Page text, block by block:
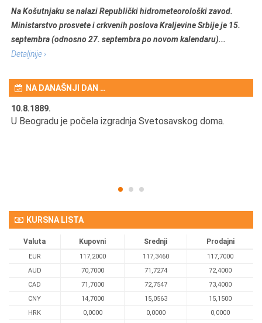
Na Košutnjaku se nalazi Republički hidrometeorološki zavod.
Ministarstvo prosvete i crkvenih poslova Kraljevine Srbije je 15.
septembra (odnosno 27. septembra po novom kalendaru)...
Detaljnije ›
NA DANAŠNJI DAN …
10.8.1889.
U Beogradu je počela izgradnja Svetosavskog doma.
KURSNA LISTA
Valuta Kupovni Srednji Prodajni
EUR 117,2000 117,3460
117,7000
AUD
70,7000 71,7274
72,4000
CAD
71,7000 72,7547
73,4000
CNY
14,7000 15,0563
15,1500
HRK
0,0000 0,0000
0,0000